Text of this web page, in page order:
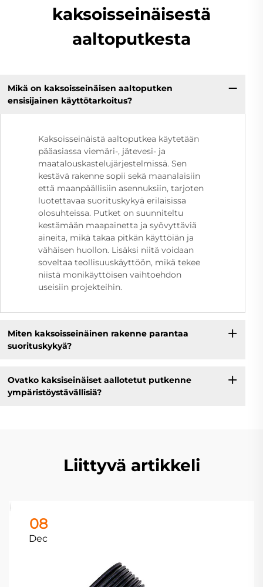
kaksoisseinäisestä
aaltoputkesta
Mikä on kaksoisseinäisen aaltoputken
ensisijainen käyttötarkoitus?
Kaksoisseinäistä aaltoputkea käytetään
pääasiassa viemäri-, jätevesi- ja
maatalouskastelujärjestelmissä. Sen
kestävä rakenne sopii sekä maanalaisiin
että maanpäällisiin asennuksiin, tarjoten
luotettavaa suorituskykyä erilaisissa
olosuhteissa. Putket on suunniteltu
kestämään maapainetta ja syövyttäviä
aineita, mikä takaa pitkän käyttöiän ja
vähäisen huollon. Lisäksi niitä voidaan
soveltaa teollisuuskäyttöön, mikä tekee
niistä monikäyttöisen vaihtoehdon
useisiin projekteihin.
Miten kaksoisseinäinen rakenne parantaa
suorituskykyä?
Ovatko kaksiseinäiset aallotetut putkenne
ympäristöystävällisiä?
Liittyvä artikkeli
08
Dec